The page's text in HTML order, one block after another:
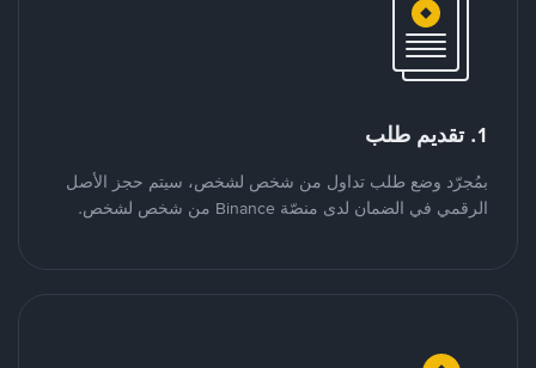
1. تقديم طلب
بمُجرّد وضع طلب تداول من شخص لشخص، سيتم حجز الأصل
الرقمي في الضمان لدى منصّة Binance من شخص لشخص.